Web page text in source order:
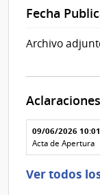
Fecha
Archivo
Aclaraciones
Fecha y
texto de
la
de
09/06/2026
Acta de Apertura
Ver todos